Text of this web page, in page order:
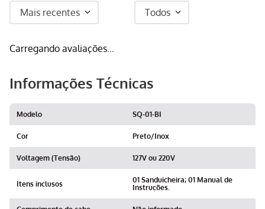
Mais recentes Todos
Carregando avaliações…
Informações Técnicas
Modelo SQ-01-BI
Cor Preto/Inox
Voltagem (Tensão) 127V ou 220V
Itens inclusos
01 Sanduicheira; 01 Manual de
Instruções.